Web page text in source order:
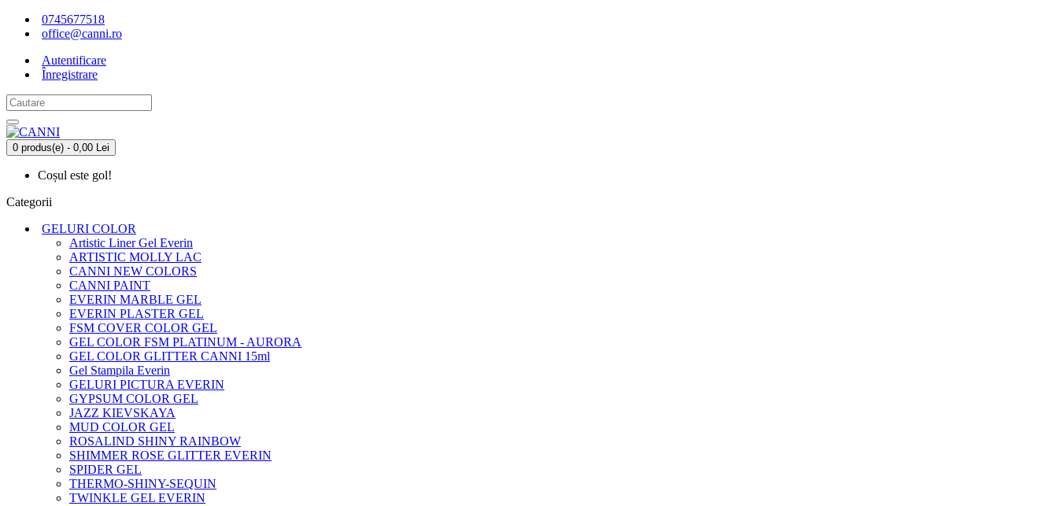
0745677518
office@canni.ro
Autentificare
Înregistrare
0 produs(e) - 0,00 Lei
Coșul este gol!
Categorii
GELURI COLOR
Artistic Liner Gel Everin
ARTISTIC MOLLY LAC
CANNI NEW COLORS
CANNI PAINT
EVERIN MARBLE GEL
EVERIN PLASTER GEL
FSM COVER COLOR GEL
GEL COLOR FSM PLATINUM - AURORA
GEL COLOR GLITTER CANNI 15ml
Gel Stampila Everin
GELURI PICTURA EVERIN
GYPSUM COLOR GEL
JAZZ KIEVSKAYA
MUD COLOR GEL
ROSALIND SHINY RAINBOW
SHIMMER ROSE GLITTER EVERIN
SPIDER GEL
THERMO-SHINY-SEQUIN
TWINKLE GEL EVERIN